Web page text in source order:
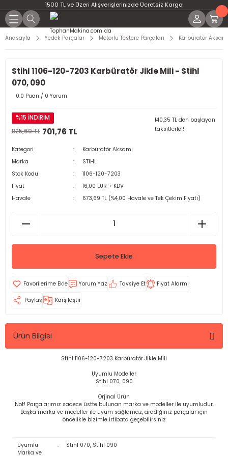
1500 TL ve Üzeri Alışverişlerinizde Ücretsiz Kargo!
Anasayfa Yedek Parçalar Motorlu Testere Parçaları Karbüratör
Stihl 1106-120-7203 Karbüratör Jikle Mili - Stihl
070, 090
0.0 Puan / 0 Yorum
%15 İNDİRİM
825,60 TL 701,76 TL
140,35 TL den başlayan
taksitlerle!!
Kategori
Karbüratör Aksamı
Marka
STIHL
Stok Kodu
1106-120-7203
Fiyat
16,00 EUR + KDV
Havale
673,69 TL (%4,00 Havale ve Tek Çekim Fiyatı)
Sepete Ekle
Yorum Yaz Tavsiye Et Fiyat Alarmı
Paylaş Karşılaştır
Ürün Bilgisi
Stihl 1106-120-7203 Karbüratör Jikle Mili
Uyumlu Modeller
Stihl 070, 090
Orjinal Ürün
Not! Parçalarımız sadece üstte bulunan marka ve modeller ile uyumludur,
Başka marka ve modeller ile uyum sağlamaz, aradığınız parçalar için
öncelikle bizimle irtibata geçebilirsiniz
Uyumlu
Marka ve
: Stihl 070, Stihl 090